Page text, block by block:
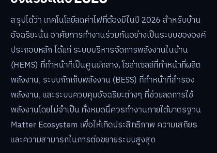
สรุปได้ว่า เทคโนโลยีลดค่าไฟที่ต้องมีในปี 2026 สำหรับบ้าน
อัจฉริยะนั้น อาศัยการทำงานร่วมกันอย่างเป็นระบบขององค์
ประกอบหลัก ได้แก่ ระบบบริหารจัดการพลังงานในบ้าน
(HEMS) ที่ทำหน้าที่เป็นศูนย์กลาง, โซล่าเซลล์ที่ทำหน้าที่ผลิต
พลังงาน, ระบบกักเก็บพลังงาน (BESS) ที่ทำหน้าที่สำรอง
พลังงาน, และระบบควบคุมอัจฉริยะต่างๆ ที่ช่วยลดการใช้
พลังงานโดยไม่จำเป็น ทั้งหมดนี้ควรทำงานภายใต้มาตรฐาน
Matter Ecosystem เพื่อให้เกิดประสิทธิภาพ ความเสถียร
และความสามารถในการต่อขยายระบบสูงสุด